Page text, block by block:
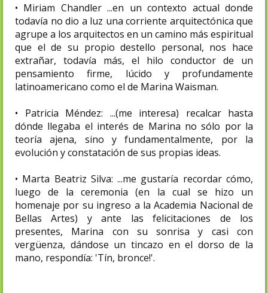
• Miriam Chandler ...en un contexto actual donde
todavía no dio a luz una corriente arquitectónica que
agrupe a los arquitectos en un camino más espiritual
que el de su propio destello personal, nos hace
extrañar, todavía más, el hilo conductor de un
pensamiento firme, lúcido y profundamente
latinoamericano como el de Marina Waisman.
• Patricia Méndez: ...(me interesa) recalcar hasta
dónde llegaba el interés de Marina no sólo por la
teoría ajena, sino y fundamentalmente, por la
evolución y constatación de sus propias ideas.
• Marta Beatriz Silva: ...me gustaría recordar cómo,
luego de la ceremonia (en la cual se hizo un
homenaje por su ingreso a la Academia Nacional de
Bellas Artes) y ante las felicitaciones de los
presentes, Marina con su sonrisa y casi con
vergüenza, dándose un tincazo en el dorso de la
mano, respondía: 'Tín, bronce!'.